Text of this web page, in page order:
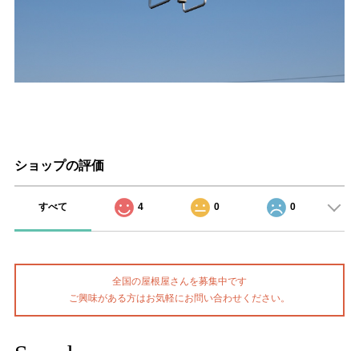
ショップの評価
すべて 4 0 0
全国の屋根屋さんを募集中です
ご興味がある方はお気軽にお問い合わせください。